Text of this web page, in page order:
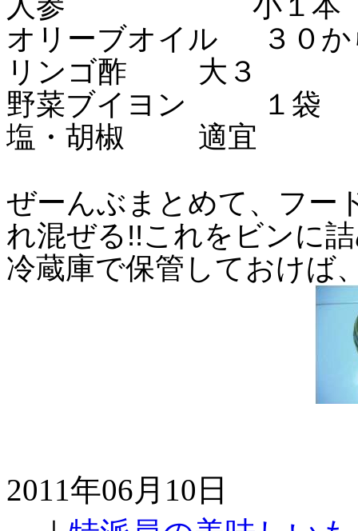
オリーブオイル
３０
リンゴ酢
大３
野菜ブイヨン
１袋
塩・胡椒
適宜
ぜーんぶまとめて、フー
れ混ぜる!!これをビンに
冷蔵庫で保管しておけば
2011年06月10日